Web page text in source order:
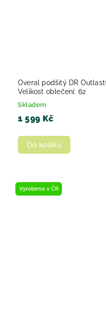
Overal podšitý DR
Velikost oblečení: 62
Skladem
1 599 Kč
Do košíku
Vyrobeno v ČR